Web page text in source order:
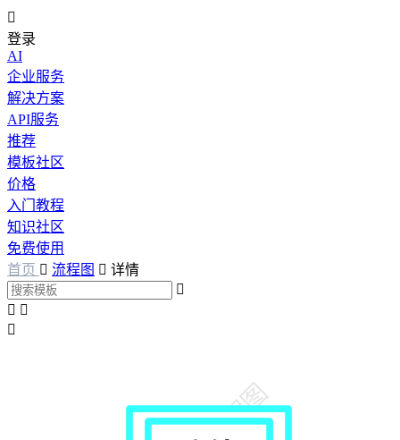

登录
AI
企业服务
解决方案
API服务
推荐
模板社区
价格
入门教程
知识社区
免费使用
首页  流程图  详情

 
